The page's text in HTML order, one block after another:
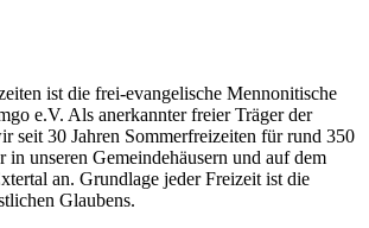
ist die frei-evangelische Mennonitische
e.V. Als anerkannter freier Träger der
seit 30 Jahren Sommerfreizeiten für rund 350
in unseren Gemeindehäusern und auf dem
an. Grundlage jeder Freizeit ist die
Glaubens.